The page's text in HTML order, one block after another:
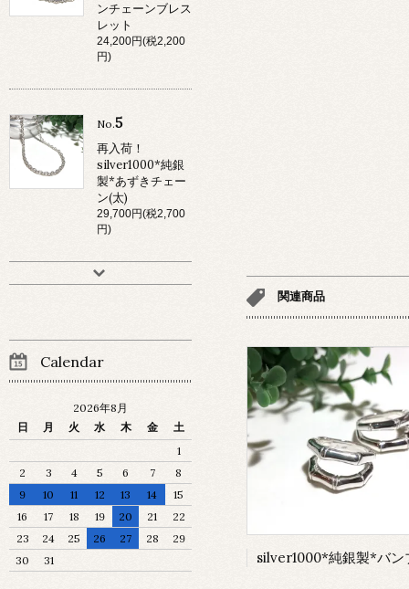
関連商品
ンチェーンブレス
レット
24,200円(税2,200
円)
No.5
再入荷！
silver1000*純銀
製*あずきチェー
ン(太)
29,700円(税2,700
円)
Calendar
2026年8月
日
月 火 水 木 金
土
1
2
3 4 5 6 7
8
9
10 11 12 13 14
15
16
17 18 19 20 21
22
23
24 25 26 27 28
29
30
31